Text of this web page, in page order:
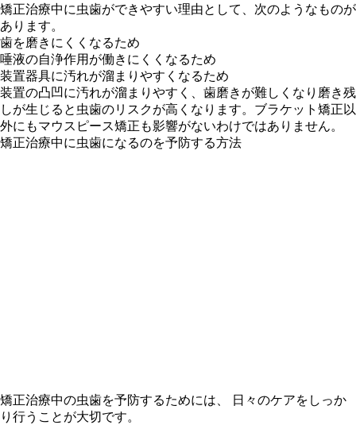
矯正治療中に虫歯ができやすい理由として、次のようなものが
あります。
歯を磨きにくくなるため
唾液の自浄作用が働きにくくなるため
装置器具に汚れが溜まりやすくなるため
装置の凸凹に汚れが溜まりやすく、歯磨きが難しくなり磨き残
しが生じると虫歯のリスクが高くなります。ブラケット矯正以
外にもマウスピース矯正も影響がないわけではありません。
矯正治療中に虫歯になるのを予防する方法
矯正治療中の虫歯を予防するためには、 日々のケアをしっか
り行うことが大切です。